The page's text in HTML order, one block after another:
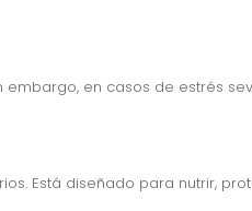
embargo, en casos de estrés
Está diseñado para nutrir,